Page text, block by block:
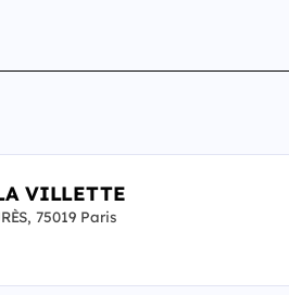
VILLETTE
75019 Paris